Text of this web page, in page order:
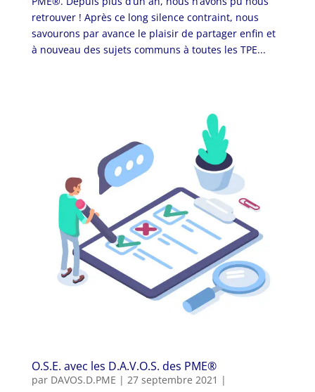
retrouver ! Après ce long silence contraint, nous
savourons par avance le plaisir de partager enfin et
à nouveau des sujets communs à toutes les TPE...
O.S.E. avec les D.A.V.O.S. des PME®
par DAVOS.D.PME | 27 septembre 2021 |